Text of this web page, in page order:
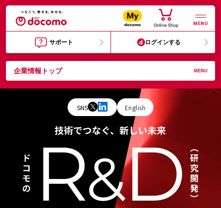
MENU
サポート ログインする
企業情報トップ MENU
SNS English